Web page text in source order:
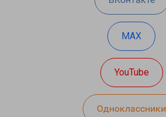
MAX
YouTube
Одноклассники